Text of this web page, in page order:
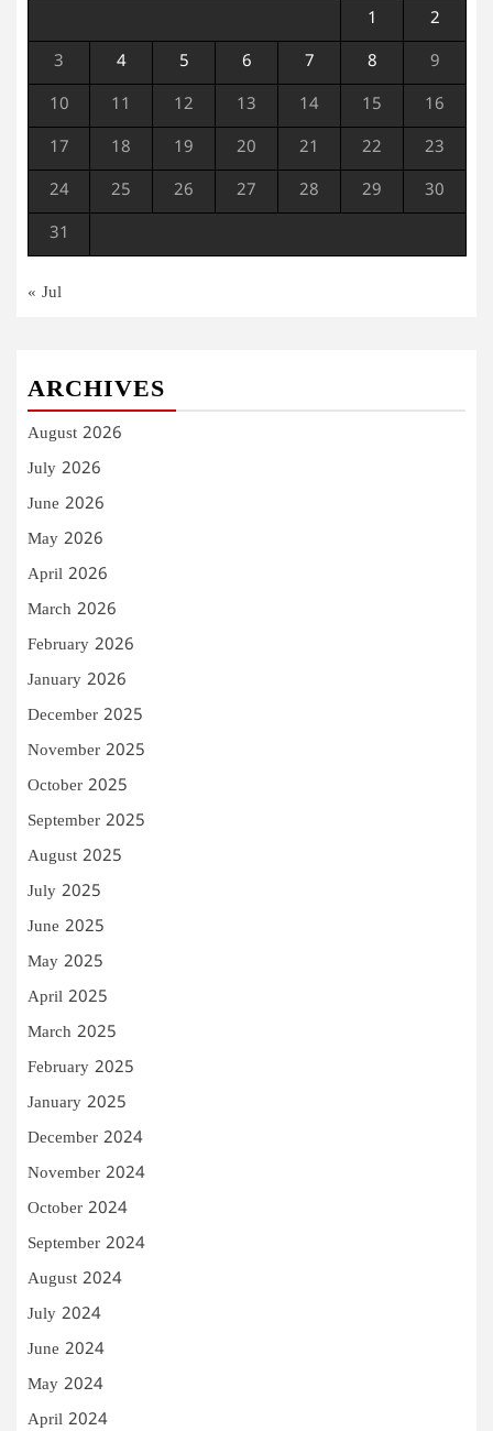
1 2
3 4 5 6 7 8 9
10 11 12 13 14 15 16
17 18 19 20 21 22 23
24 25 26 27 28 29 30
31
« Jul
ARCHIVES
August 2026
July 2026
June 2026
May 2026
April 2026
March 2026
February 2026
January 2026
December 2025
November 2025
October 2025
September 2025
August 2025
July 2025
June 2025
May 2025
April 2025
March 2025
February 2025
January 2025
December 2024
November 2024
October 2024
September 2024
August 2024
July 2024
June 2024
May 2024
April 2024